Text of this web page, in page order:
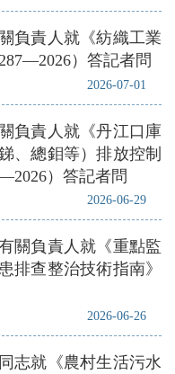
2026-07-01
負責人就《紡織工業
）答記者問
2026-06-29
負責人就《丹江口庫
、總鉬等）排放控制
）答記者問
2026-06-26
關負責人就《重點監
排查整治技術指南》
志就《農村生活污水